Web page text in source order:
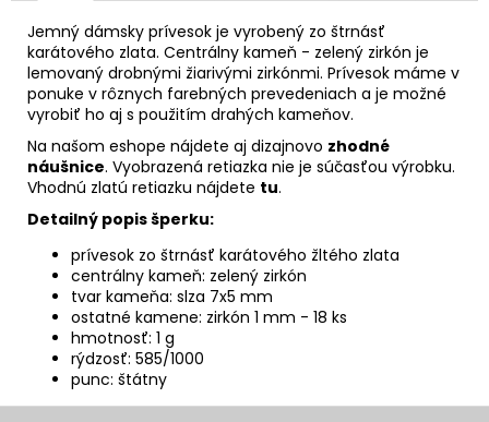
Jemný dámsky prívesok je vyrobený zo štrnásť
karátového zlata. Centrálny kameň - zelený zirkón je
lemovaný drobnými žiarivými zirkónmi. Prívesok máme v
ponuke v rôznych farebných prevedeniach a je možné
vyrobiť ho aj s použitím drahých kameňov.
Na našom eshope nájdete aj dizajnovo zhodné
náušnice. Vyobrazená retiazka nie je súčasťou výrobku.
Vhodnú zlatú retiazku nájdete tu.
Detailný popis šperku:
prívesok zo štrnásť karátového žltého zlata
centrálny kameň: zelený zirkón
tvar kameňa: slza 7x5 mm
ostatné kamene: zirkón 1 mm - 18 ks
hmotnosť: 1 g
rýdzosť: 585/1000
punc: štátny